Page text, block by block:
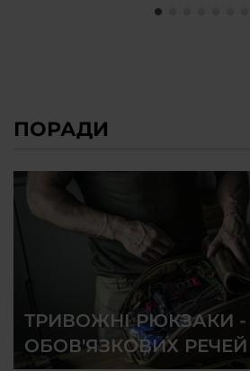
ПОРАДИ
ТРИВОЖНІ РЮКЗАКИ
ОБОВ'ЯЗКОВИХ РЕЧЕЙ